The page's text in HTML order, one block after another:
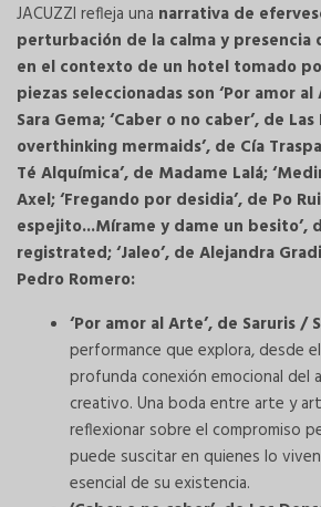
JACUZZI refleja una narrativa de
perturbación de la calma y presencia
en el contexto de un hotel tomado
piezas seleccionadas son ‘Por amor
Sara Gema; ‘Caber o no caber’, de Las
overthinking mermaids’, de Cía
Té Alquímica’, de Madame Lalá;
Axel; ‘Fregando por desidia’, de Po
espejito...Mírame y dame un besito’,
registrated; ‘Jaleo’, de Alejandra
Pedro Romero:
‘Por amor al Arte’, de Saruris /
performance que explora, desde
profunda conexión emocional del
creativo. Una boda entre arte y
reflexionar sobre el compromiso
puede suscitar en quienes lo
esencial de su existencia.